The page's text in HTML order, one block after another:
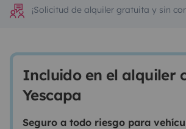
¡Solicitud de alquiler gratuita y sin
Incluido en el alquiler
Yescapa
Seguro a todo riesgo para